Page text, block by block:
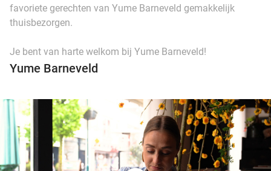
favoriete gerechten van Yume Barneveld gemakkelijk
thuisbezorgen.
Je bent van harte welkom bij Yume Barneveld!
Yume Barneveld